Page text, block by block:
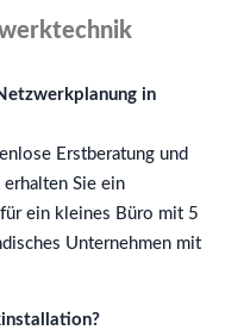
in
Erstberatung und
erhalten Sie ein
ein kleines Büro mit 5
Unternehmen mit